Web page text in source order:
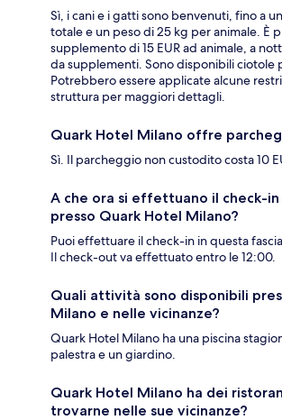
Sì, i cani e i gatti sono benvenuti, fino a
totale e un peso di 25 kg per animale. È
supplemento di 15 EUR ad animale, a
da supplementi. Sono disponibili ciotole
Potrebbero essere applicate alcune
struttura per maggiori dettagli.
Quark Hotel Milano offre
Sì. Il parcheggio non custodito costa 10
A che ora si effettuano il check-
presso Quark Hotel Milano?
Puoi effettuare il check-in in questa
Il check-out va effettuato entro le 12:00.
Quali attività sono disponibili
Milano e nelle vicinanze?
Quark Hotel Milano ha una piscina
palestra e un giardino.
Quark Hotel Milano ha dei
trovarne nelle sue vicinanze?